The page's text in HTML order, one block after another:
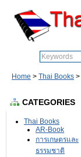
Home > Thai Books >
CATEGORIES
Thai Books
AR-Book
การเกษตรและ
ธรรมชาติ